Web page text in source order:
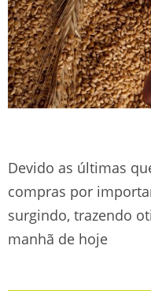
Devido as últimas
compras por
surgindo, trazendo
manhã de hoje